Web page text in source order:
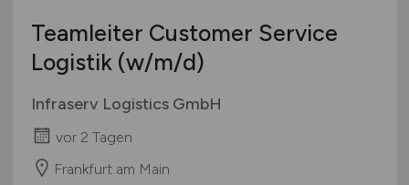
Teamleiter Customer Service
Logistik (w/m/d)
Infraserv Logistics GmbH
vor 2 Tagen
Frankfurt am Main